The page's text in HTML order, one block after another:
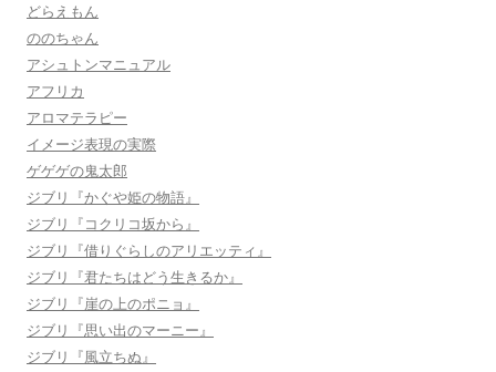
どらえもん
ののちゃん
アシュトンマニュアル
アフリカ
アロマテラピー
イメージ表現の実際
ゲゲゲの鬼太郎
ジブリ『かぐや姫の物語』
ジブリ『コクリコ坂から』
ジブリ『借りぐらしのアリエッティ』
ジブリ『君たちはどう生きるか』
ジブリ『崖の上のポニョ』
ジブリ『思い出のマーニー』
ジブリ『風立ちぬ』